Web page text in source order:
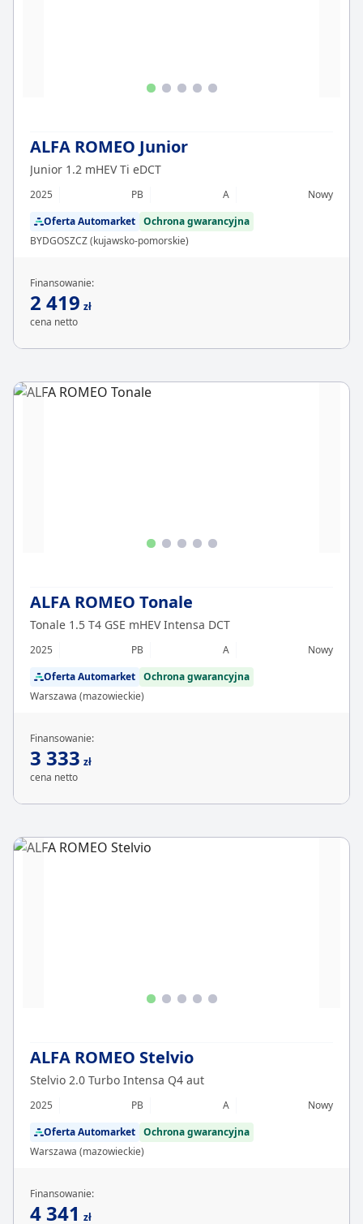
ALFA ROMEO Junior
Junior 1.2 mHEV Ti eDCT
2025 PB A
Nowy
Oferta Automarket Ochrona gwarancyjna
BYDGOSZCZ (kujawsko-pomorskie)
Finansowanie:
2 419 zł
cena netto
ALFA ROMEO Tonale
Tonale 1.5 T4 GSE mHEV Intensa DCT
2025 PB A
Nowy
Oferta Automarket Ochrona gwarancyjna
Warszawa (mazowieckie)
Finansowanie:
3 333 zł
cena netto
ALFA ROMEO Stelvio
Stelvio 2.0 Turbo Intensa Q4 aut
2025 PB A
Nowy
Oferta Automarket Ochrona gwarancyjna
Warszawa (mazowieckie)
Finansowanie:
4 341 zł